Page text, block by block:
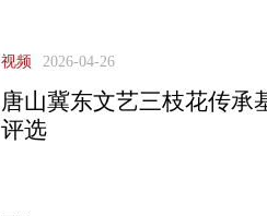
视频 2026-04-26
唐山冀东文艺三枝花传承
评选